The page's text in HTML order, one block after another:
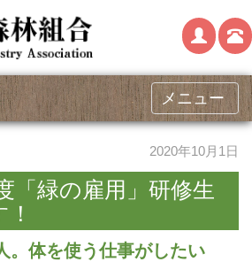
メニュー
2020年10月1日
「緑の雇用」研修生
。体を使う仕事がしたい